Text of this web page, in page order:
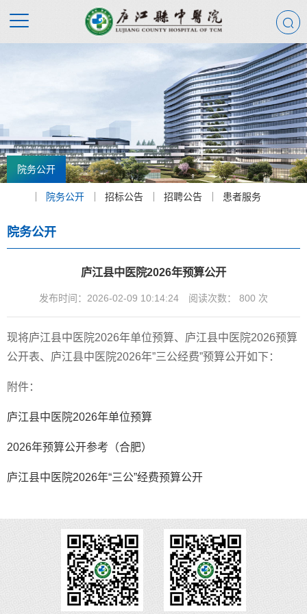
院务公开
院务公开 招标公告 招聘公告 患者服务
院务公开
庐江县中医院2026年预算公开
发布时间：2026-02-09 10:14:24 阅读次数： 800 次
现将庐江县中医院2026年单位预算、庐江县中医院2026预算
公开表、庐江县中医院2026年”三公经费”预算公开如下：
附件：
庐江县中医院2026年单位预算
2026年预算公开参考（合肥）
庐江县中医院2026年“三公”经费预算公开